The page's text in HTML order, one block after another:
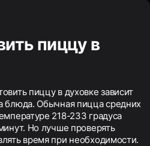
пиццу в
пиццу в духовке зависит
блюда. Обычная пицца средних
218-233 градуса
Но лучше проверять
время при необходимости.